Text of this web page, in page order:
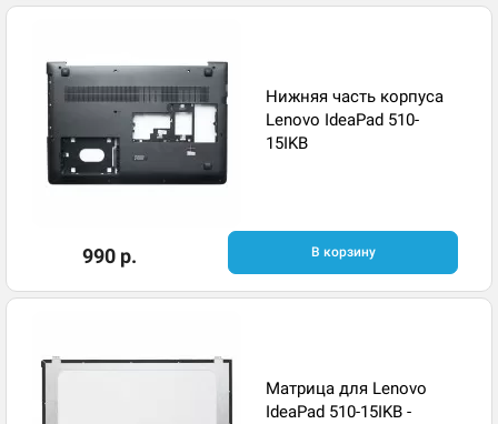
Нижняя часть корпуса
Lenovo IdeaPad 510-
15IKB
990 р. В корзину
Матрица для Lenovo
IdeaPad 510-15IKB -